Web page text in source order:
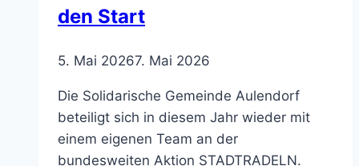
den Start
5. Mai 20267. Mai 2026
Die Solidarische Gemeinde Aulendorf
beteiligt sich in diesem Jahr wieder mit
einem eigenen Team an der
bundesweiten Aktion STADTRADELN.